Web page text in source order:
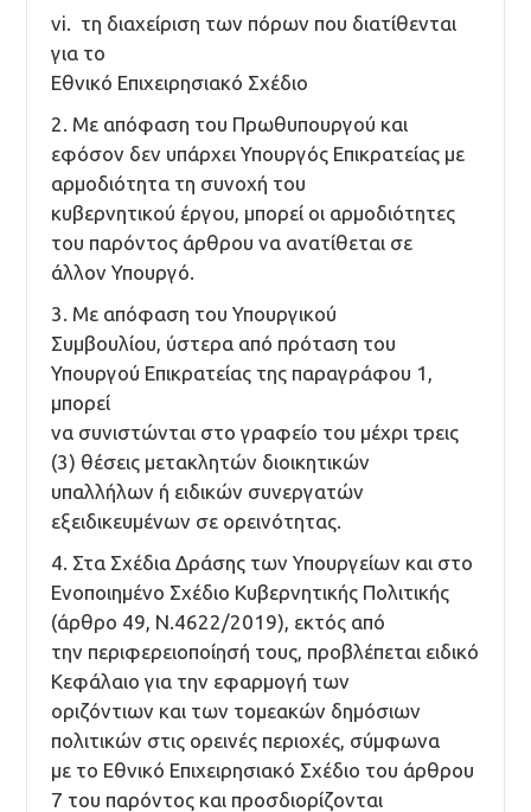
vi. τη διαχείριση των πόρων που διατίθενται
για το
Εθνικό Επιχειρησιακό Σχέδιο
2. Με απόφαση του Πρωθυπουργού και
εφόσον δεν υπάρχει Υπουργός Επικρατείας με
αρμοδιότητα τη συνοχή του
κυβερνητικού έργου, μπορεί οι αρμοδιότητες
του παρόντος άρθρου να ανατίθεται σε
άλλον Υπουργό.
3. Με απόφαση του Υπουργικού
Συμβουλίου, ύστερα από πρόταση του
Υπουργού Επικρατείας της παραγράφου 1,
μπορεί
να συνιστώνται στο γραφείο του μέχρι τρεις
(3) θέσεις μετακλητών διοικητικών
υπαλλήλων ή ειδικών συνεργατών
εξειδικευμένων σε ορεινότητας.
4. Στα Σχέδια Δράσης των Υπουργείων και στο
Ενοποιημένο Σχέδιο Κυβερνητικής Πολιτικής
(άρθρο 49, Ν.4622/2019), εκτός από
την περιφερειοποίησή τους, προβλέπεται ειδικό
Κεφάλαιο για την εφαρμογή των
οριζόντιων και των τομεακών δημόσιων
πολιτικών στις ορεινές περιοχές, σύμφωνα
με το Εθνικό Επιχειρησιακό Σχέδιο του άρθρου
7 του παρόντος και προσδιορίζονται